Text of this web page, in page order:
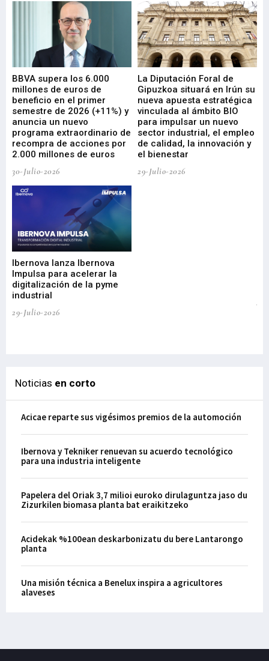
BBVA supera los 6.000
millones de euros de
beneficio en el primer
semestre de 2026 (+11%) y
anuncia un nuevo
programa extraordinario de
recompra de acciones por
2.000 millones de euros
30-Julio-2026
La Diputación Foral de
Gipuzkoa situará en Irún su
nueva apuesta estratégica
vinculada al ámbito BIO
para impulsar un nuevo
sector industrial, el empleo
de calidad, la innovación y
el bienestar
29-Julio-2026
Ibernova lanza Ibernova
Impulsa para acelerar la
digitalización de la pyme
industrial
29-Julio-2026
Noticias en corto
Acicae reparte sus vigésimos premios de la automoción
Ibernova y Tekniker renuevan su acuerdo tecnológico
para una industria inteligente
Papelera del Oriak 3,7 milioi euroko dirulaguntza jaso du
Zizurkilen biomasa planta bat eraikitzeko
Acidekak %100ean deskarbonizatu du bere Lantarongo
planta
Una misión técnica a Benelux inspira a agricultores
alaveses